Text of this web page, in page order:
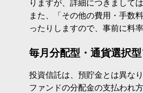
りますが、詳細につきまして
また、「その他の費用・手数
ったりしますので、事前に料
毎月分配型・通貨選択
投資信託は、預貯金とは異な
ファンドの分配金の支払われ